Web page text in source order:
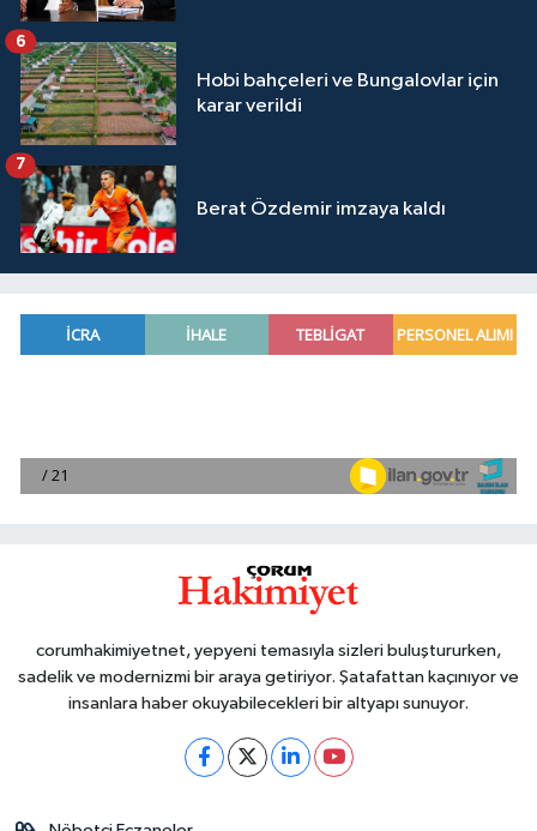
Hobi bahçeleri ve Bungalovlar için
karar verildi
6
Berat Özdemir imzaya kaldı
7
corumhakimiyetnet, yepyeni temasıyla sizleri buluştururken,
sadelik ve modernizmi bir araya getiriyor. Şatafattan kaçınıyor ve
insanlara haber okuyabilecekleri bir altyapı sunuyor.